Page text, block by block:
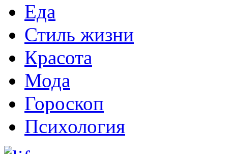
Еда
Стиль жизни
Красота
Мода
Гороскоп
Психология